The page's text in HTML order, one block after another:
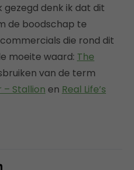
gezegd denk ik dat dit
de boodschap te
die rond dit
moeite waard: The
van de term
– Stallion en Real Life’s